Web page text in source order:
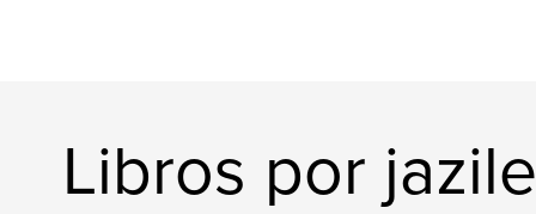
Libros por